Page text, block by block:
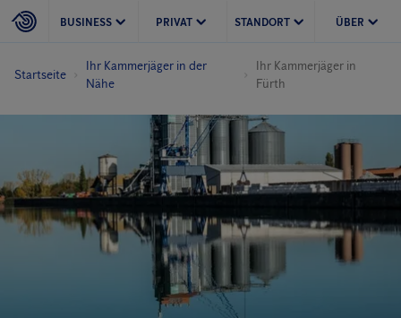
BUSINESS PRIVAT STANDORT ÜBER
Startseite
Ihr Kammerjäger in der
Nähe
Ihr Kammerjäger in
Fürth